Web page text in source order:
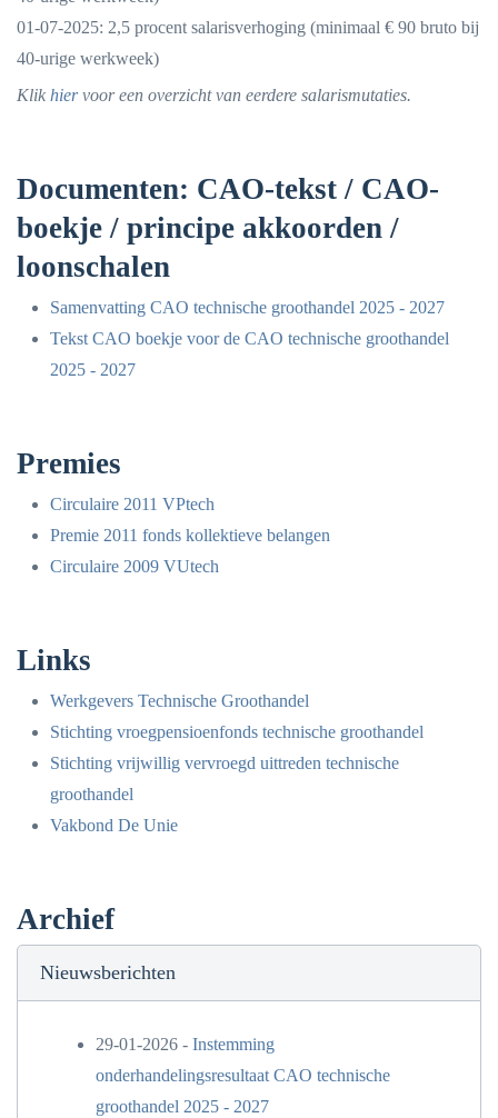
01-07-2025: 2,5 procent salarisverhoging (minimaal € 90 bruto bij
40-urige werkweek)
Klik hiervoor een overzicht van eerdere salarismutaties.
Documenten: CAO-tekst / CAO-
boekje / principe akkoorden /
loonschalen
Samenvatting CAO technische groothandel 2025 - 2027
Tekst CAO boekje voor de CAO technische groothandel
2025 - 2027
Premies
Circulaire 2011 VPtech
Premie 2011 fonds kollektieve belangen
Circulaire 2009 VUtech
Links
Werkgevers Technische Groothandel
Stichting vroegpensioenfonds technische groothandel
Stichting vrijwillig vervroegd uittreden technische
groothandel
Vakbond De Unie
Archief
Nieuwsberichten
29-01-2026 - Instemming
onderhandelingsresultaat CAO technische
groothandel 2025 - 2027